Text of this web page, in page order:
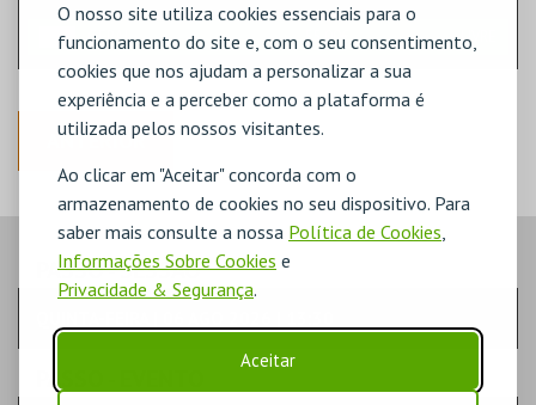
O nosso site utiliza cookies essenciais para o
funcionamento do site e, com o seu consentimento,
cookies que nos ajudam a personalizar a sua
experiência e a perceber como a plataforma é
utilizada pelos nossos visitantes.
Ao clicar em "Aceitar" concorda com o
armazenamento de cookies no seu dispositivo. Para
saber mais consulte a nossa Política de Cookies,
Informações Sobre Cookies e
Privacidade & Segurança.
Aceitar
GERAL 55,00€ LIVRE
ANTERIOR
PASSO- SESSÃO
PASSO